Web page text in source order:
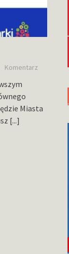
Komentarz
Miasta
[...]